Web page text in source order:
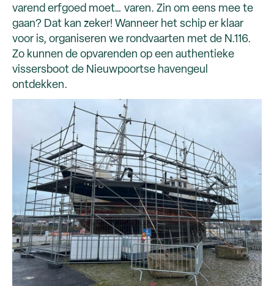
varend erfgoed moet… varen. Zin om eens mee te
gaan? Dat kan zeker! Wanneer het schip er klaar
voor is, organiseren we rondvaarten met de N.116.
Zo kunnen de opvarenden op een authentieke
vissersboot de Nieuwpoortse havengeul
ontdekken.